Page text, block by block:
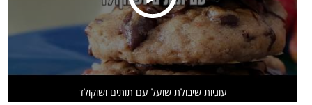
עוגיות שיבולת שועל עם תותים ושוקולד